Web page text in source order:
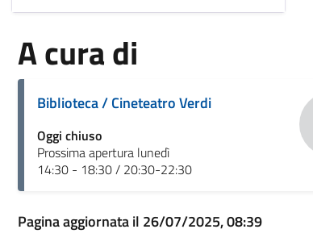
A cura di
Biblioteca / Cineteatro Verdi
Oggi chiuso
Prossima apertura lunedì
14:30 - 18:30 / 20:30-22:30
Pagina aggiornata il 26/07/2025, 08:39